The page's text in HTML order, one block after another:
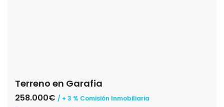
Terreno en Garafia
258.000€ / + 3 % Comisión Inmobiliaria